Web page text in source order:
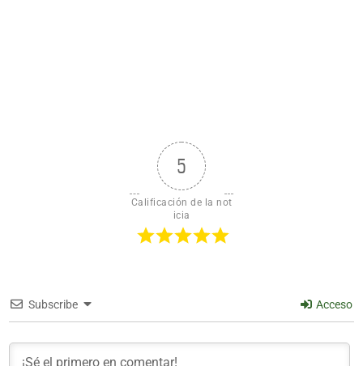
5
Calificación de la not
icia
Subscribe Acceso